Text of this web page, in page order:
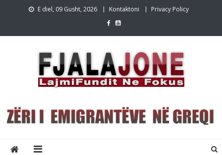
E diel, 09 Gusht, 2026 Kontaktoni Privacy Policy